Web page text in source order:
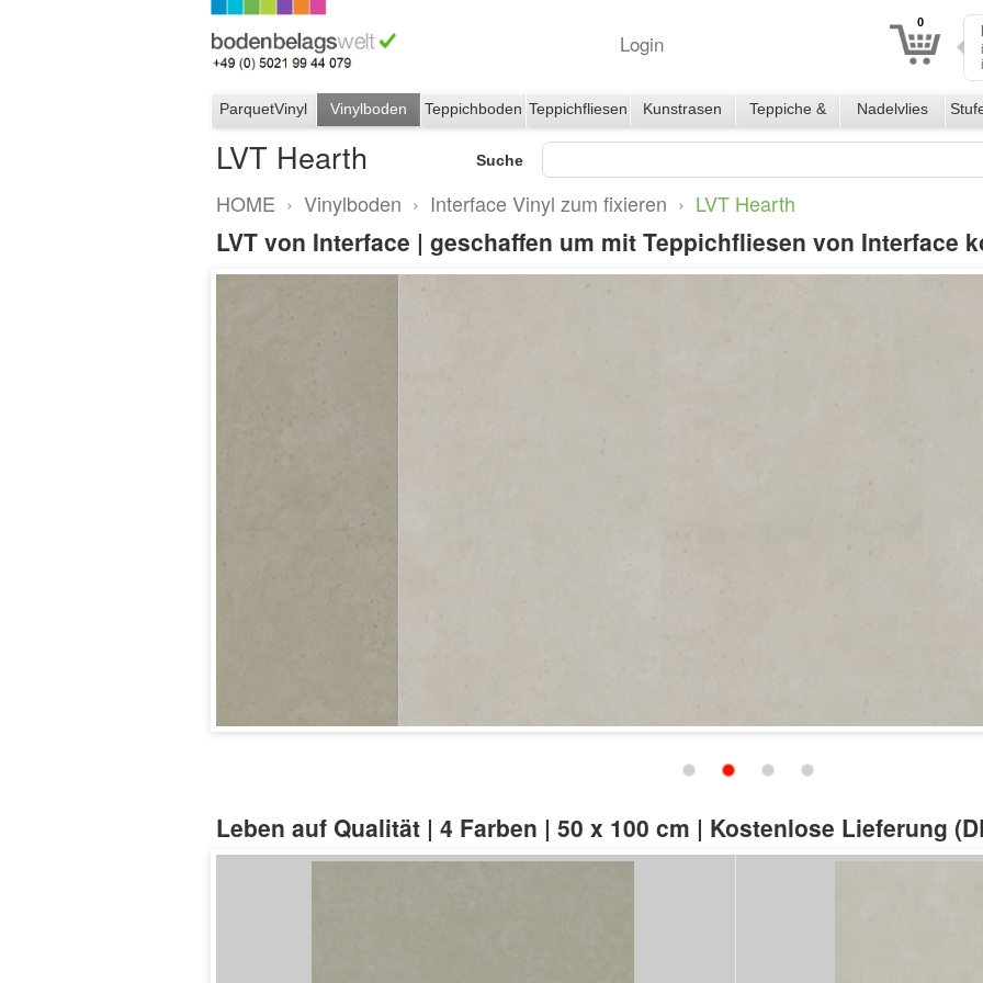
Login
0
ParquetVinyl Vinylboden Teppichboden Teppichfliesen Kunstrasen
Teppiche &
Läufer
Nadelvlies
LVT Hearth Suche
HOME › Vinylboden › Interface Vinyl zum fixieren › LVT Hearth
LVT von Interface | geschaffen um mit Teppichfliesen von Interface
LVT Hearth
A03504 Marble Dust
Leben auf Qualität | 4 Farben | 50 x 100 cm | Kostenlose Lieferung